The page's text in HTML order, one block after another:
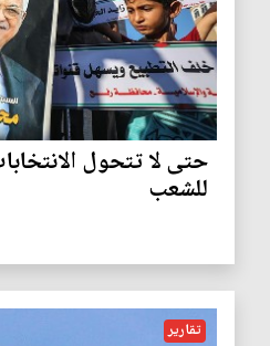
حتى لا تتحول
للشعب
تقارير